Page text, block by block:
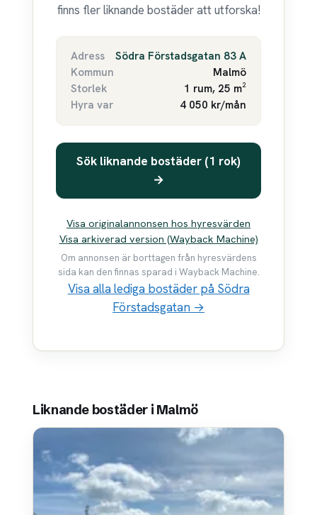
finns fler liknande bostäder att utforska!
Adress
Södra Förstadsgatan 83 A
Kommun
Malmö
Storlek
1 rum, 25 m²
Hyra var
4 050 kr/mån
Sök liknande bostäder (1 rok)
→
Visa originalannonsen hos hyresvärden
Visa arkiverad version (Wayback Machine)
Om annonsen är borttagen från hyresvärdens
sida kan den finnas sparad i Wayback Machine.
Visa alla lediga bostäder på Södra
Förstadsgatan →
Liknande bostäder i Malmö